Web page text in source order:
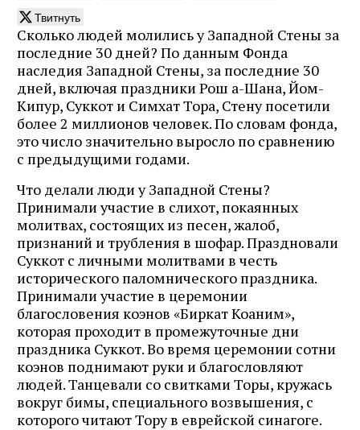
Твитнуть
Сколько людей молились у Западной Стены за
последние 30 дней? По данным Фонда
наследия Западной Стены, за последние 30
дней, включая праздники Рош а-Шана, Йом-
Кипур, Суккот и Симхат Тора, Стену посетили
более 2 миллионов человек. По словам фонда,
это число значительно выросло по сравнению
с предыдущими годами.
Что делали люди у Западной Стены?
Принимали участие в слихот, покаянных
молитвах, состоящих из песен, жалоб,
признаний и трубления в шофар. Праздновали
Суккот с личными молитвами в честь
исторического паломнического праздника.
Принимали участие в церемонии
благословения коэнов «Биркат Коаним»,
которая проходит в промежуточные дни
праздника Суккот. Во время церемонии сотни
коэнов поднимают руки и благословляют
людей. Танцевали со свитками Торы, кружась
вокруг бимы, специального возвышения, с
которого читают Тору в еврейской синагоге.